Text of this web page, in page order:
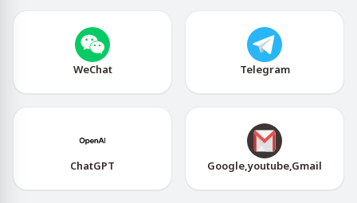
WeChat Telegram
ChatGPT Google,youtube,Gmail